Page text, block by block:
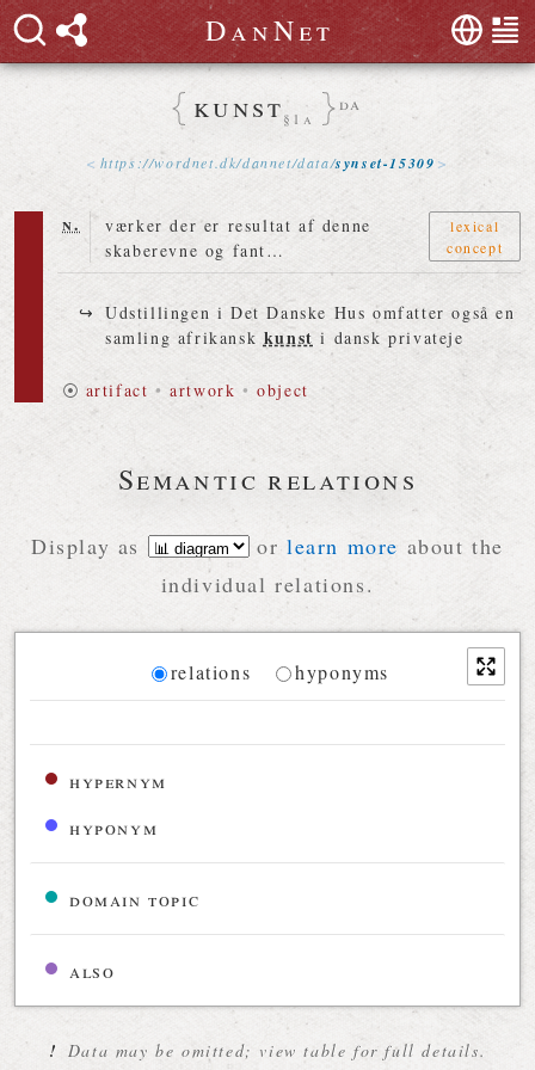
DanNet
kunst§1a
da
https://wordnet .dk/dannet/data/synset-15309
n.
værker der er resultat af denne
skaberevne og fant…
lexical
concept
Udstillingen i Det Danske Hus omfatter også en
samling afrikansk kunst i dansk privateje
⦿ artifact •artwork •object
Semantic relations
Display as orlearn more about the
individual relations.
Diagram
relations hyponyms
hypernym
hyponym
domain topic
also
! Data may be omitted; view table for full details.